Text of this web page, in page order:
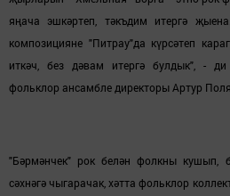
яңача эшкәртеп, тәкъдим итергә
композицияне "Питрау"да күрсәтеп
иткәч, без дәвам итергә булдык", -
фольклор ансамбле директоры Артур
"Бәрмәнчек" рок белән фолкны кушып,
сәхнәгә чыгарачак, хәтта фольклор